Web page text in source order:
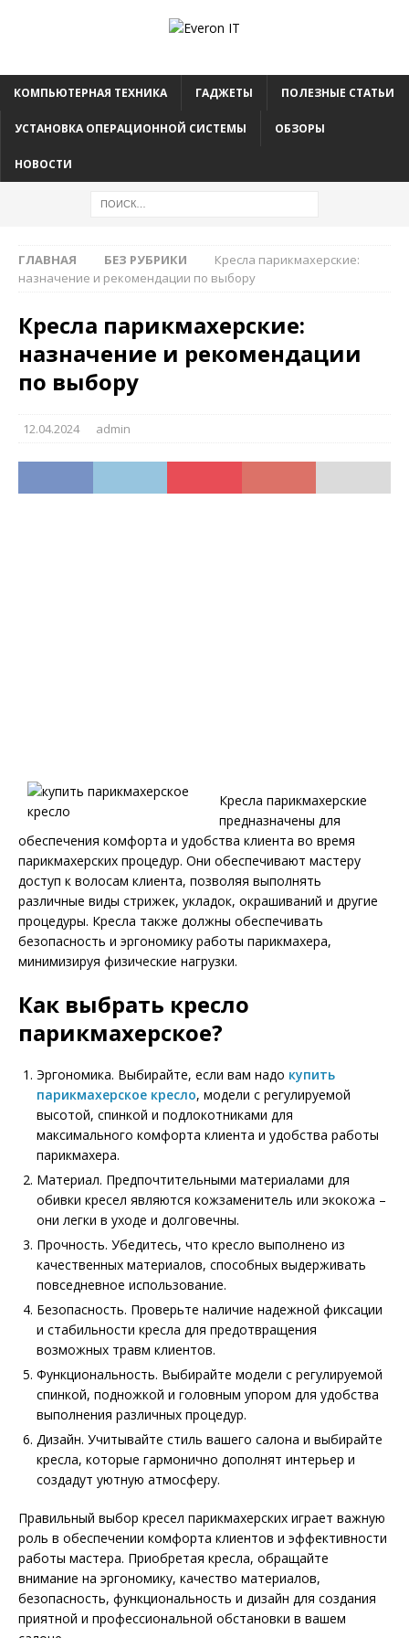
КОМПЬЮТЕРНАЯ ТЕХНИКА ГАДЖЕТЫ ПОЛЕЗНЫЕ СТАТЬИ
УСТАНОВКА ОПЕРАЦИОННОЙ СИСТЕМЫ ОБЗОРЫ
НОВОСТИ
ГЛАВНАЯ БЕЗ РУБРИКИ
Кресла парикмахерские:
назначение и рекомендации по выбору
Кресла парикмахерские:
назначение и рекомендации
по выбору
12.04.2024 admin
Кресла парикмахерские
предназначены для
обеспечения комфорта и удобства клиента во время
парикмахерских процедур. Они обеспечивают мастеру
доступ к волосам клиента, позволяя выполнять
различные виды стрижек, укладок, окрашиваний и другие
процедуры. Кресла также должны обеспечивать
безопасность и эргономику работы парикмахера,
минимизируя физические нагрузки.
Как выбрать кресло
парикмахерское?
Эргономика. Выбирайте, если вам надо купить
парикмахерское кресло, модели с регулируемой
высотой, спинкой и подлокотниками для
максимального комфорта клиента и удобства работы
парикмахера.
Материал. Предпочтительными материалами для
обивки кресел являются кожзаменитель или экокожа –
они легки в уходе и долговечны.
Прочность. Убедитесь, что кресло выполнено из
качественных материалов, способных выдерживать
повседневное использование.
Безопасность. Проверьте наличие надежной фиксации
и стабильности кресла для предотвращения
возможных травм клиентов.
Функциональность. Выбирайте модели с регулируемой
спинкой, подножкой и головным упором для удобства
выполнения различных процедур.
Дизайн. Учитывайте стиль вашего салона и выбирайте
кресла, которые гармонично дополнят интерьер и
создадут уютную атмосферу.
Правильный выбор кресел парикмахерских играет важную
роль в обеспечении комфорта клиентов и эффективности
работы мастера. Приобретая кресла, обращайте
внимание на эргономику, качество материалов,
безопасность, функциональность и дизайн для создания
приятной и профессиональной обстановки в вашем